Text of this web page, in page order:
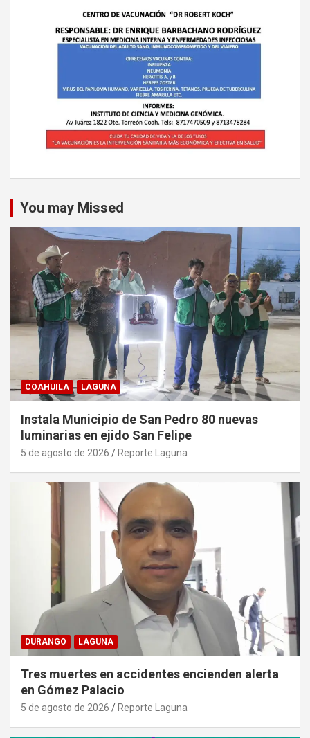
You may Missed
COAHUILA LAGUNA
Instala Municipio de San Pedro 80 nuevas
luminarias en ejido San Felipe
5 de agosto de 2026 Reporte Laguna
DURANGO LAGUNA
Tres muertes en accidentes encienden alerta
en Gómez Palacio
5 de agosto de 2026 Reporte Laguna